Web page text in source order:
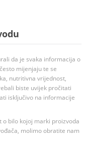
da je svaka informacija o
mijenjaju te se
nutritivna vrijednost,
biste uvijek pročitati
isključivo na informacije
o bilo kojoj marki proizvoda
molimo obratite nam